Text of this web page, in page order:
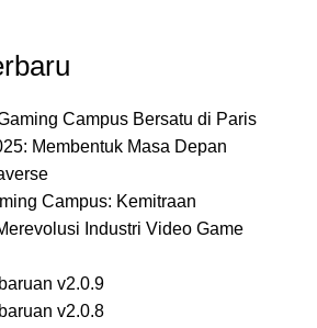
Campus Bersatu di Paris
Membentuk Masa Depan
Campus: Kemitraan
Industri Video Game
v2.0.9
v2.0.8